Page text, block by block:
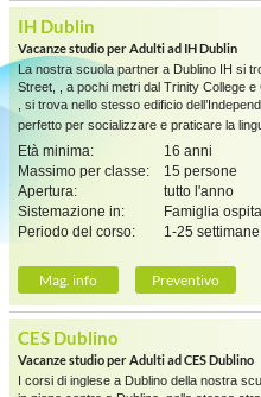
IH Dublin
Vacanze studio per Adulti ad IH Dublin
La nostra scuola partner a Dublino IH si
Street, , a pochi metri dal Trinity College
, si trova nello stesso edificio
perfetto per socializzare e praticare la
Età minima:
16 anni
Massimo per classe:
15 persone
Apertura:
tutto l'anno
Sistemazione in:
Famiglia
Periodo del corso:
1-25
Mag. info Preventivo
CES Dublino
Vacanze studio per Adulti ad CES Dublino
I corsi di inglese a Dublino della nostra